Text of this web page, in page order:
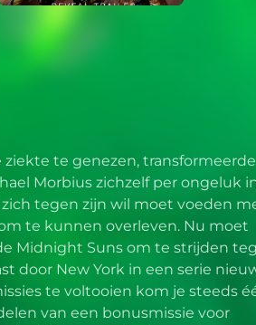
te genezen, transformeerde
Morbius zichzelf per ongeluk
tegen zijn wil moet voeden
te kunnen overleven. Nu moet
Midnight Suns om te strijden
door New York in een serie
te voltooien kom je steeds
van een bonusmissie voor